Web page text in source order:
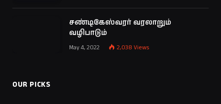
சண்டிகேஸ்வரர் வரலாறும்
வழிபாடும்
May 4, 2022 2,038 Views
OUR PICKS